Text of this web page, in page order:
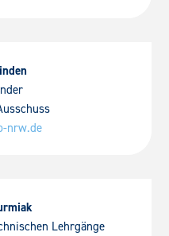
nrw.de
Lehrgänge